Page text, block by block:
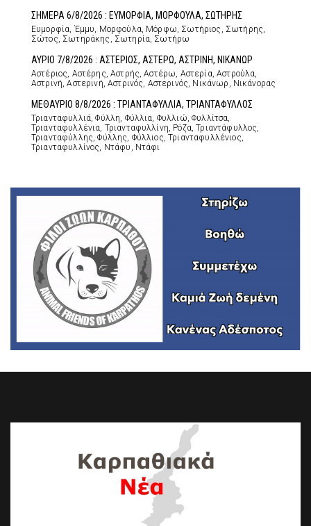
ΣΗΜΕΡΑ 6/8/2026 : ΕΥΜΟΡΦΙΑ, ΜΟΡΦΟΥΛΑ, ΣΩΤΗΡΗΣ
Ευμορφία, Έμμυ, Μορφούλα, Μόρφω, Σωτήριος, Σωτήρης,
Σώτος, Σωτηράκης, Σωτηρία, Σωτήρω
ΑΥΡΙΟ 7/8/2026 : ΑΣΤΕΡΙΟΣ, ΑΣΤΕΡΩ, ΑΣΤΡΙΝΗ, ΝΙΚΑΝΩΡ
Αστέριος, Αστέρης, Αστρής, Αστέρω, Αστερία, Αστρούλα,
Αστρινή, Αστερινή, Αστρινός, Αστερινός, Νικάνωρ, Νικάνορας
ΜΕΘΑΥΡΙΟ 8/8/2026 : ΤΡΙΑΝΤΑΦΥΛΛΙΑ, ΤΡΙΑΝΤΑΦΥΛΛΟΣ
Τριανταφυλλιά, Φύλλη, Φύλλια, Φυλλιώ, Φυλλίτσα,
Τριανταφυλλένια, Τριανταφυλλίνη, Ρόζα, Τριαντάφυλλος,
Τριανταφύλλης, Φύλλης, Φύλλιος, Τριανταφυλλένιος,
Τριανταφυλλίνος, Ντάφυ, Ντάφι